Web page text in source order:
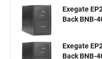
Exegate
Back BNB-
Exegate
Back BNB-